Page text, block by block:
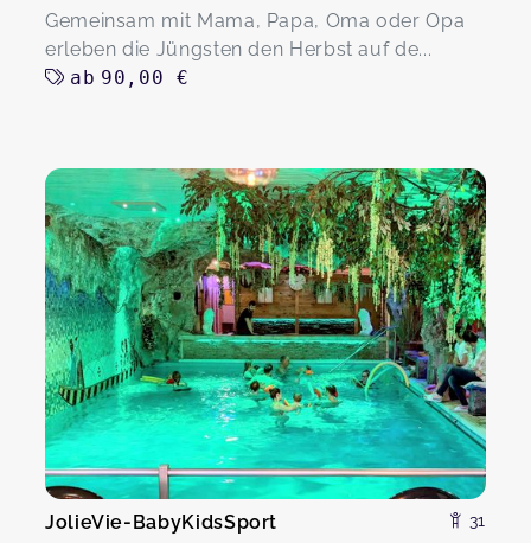
Gemeinsam mit Mama, Papa, Oma oder Opa
erleben die Jüngsten den Herbst auf de...
ab 90,00 €
JolieVie-BabyKidsSport 31